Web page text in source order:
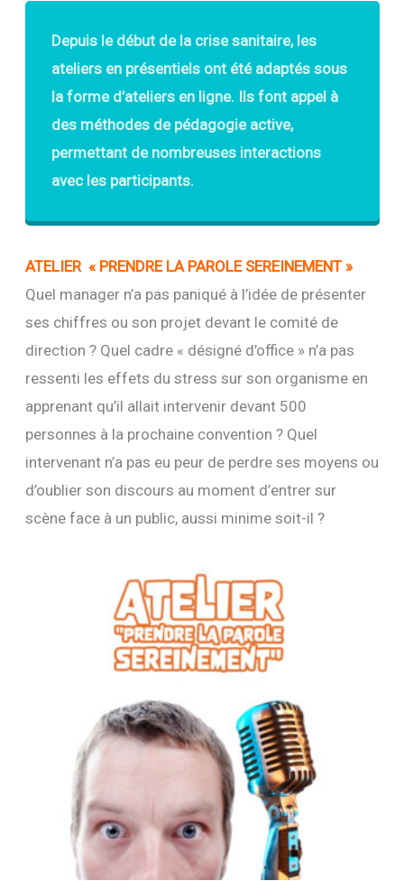
Depuis le début de la crise sanitaire, les
ateliers en présentiels ont été adaptés sous
la forme d’ateliers en ligne. Ils font appel à
des méthodes de pédagogie active,
permettant de nombreuses interactions
avec les participants.
ATELIER « PRENDRE LA PAROLE SEREINEMENT »
Quel manager n’a pas paniqué à l’idée de présenter
ses chiffres ou son projet devant le comité de
direction ? Quel cadre « désigné d’office » n’a pas
ressenti les effets du stress sur son organisme en
apprenant qu’il allait intervenir devant 500
personnes à la prochaine convention ? Quel
intervenant n’a pas eu peur de perdre ses moyens ou
d’oublier son discours au moment d’entrer sur
scène face à un public, aussi minime soit-il ?